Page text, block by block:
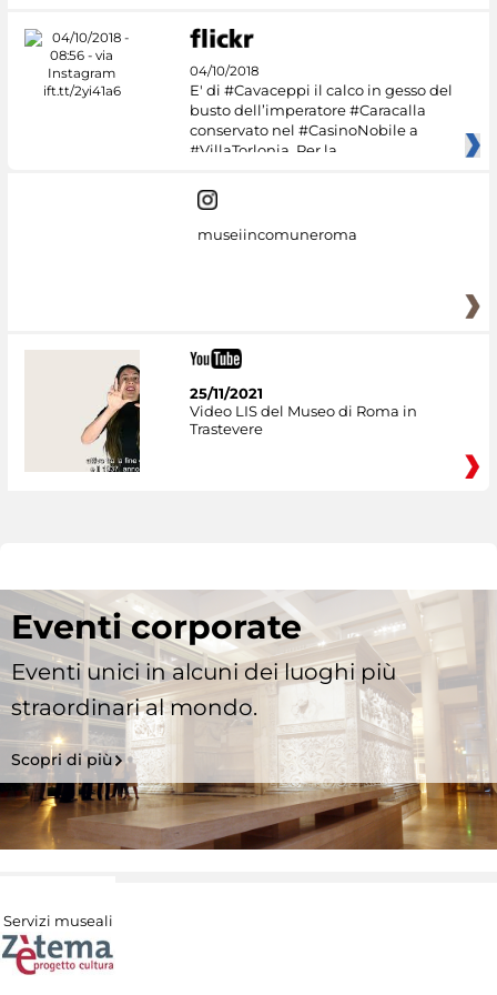
04/10/2018
E' di #Cavaceppi il calco in gesso del
busto dell’imperatore #Caracalla
conservato nel #CasinoNobile a
#VillaTorlonia. Per la
museiincomuneroma
25/11/2021
Video LIS del Museo di Roma in
Trastevere
Eventi corporate
Eventi unici in alcuni dei luoghi più
straordinari al mondo.
Scopri di più
Servizi museali